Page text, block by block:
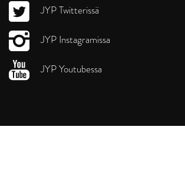
JYP Twitterissä
JYP Instagramissa
JYP Youtubessa